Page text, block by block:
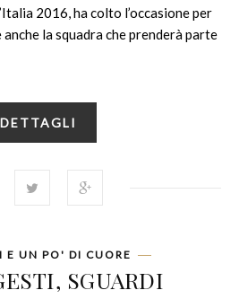
2016, ha colto l’occasione per
la squadra che prenderà parte
DETTAGLI
E UN PO' DI CUORE
SGUARDI